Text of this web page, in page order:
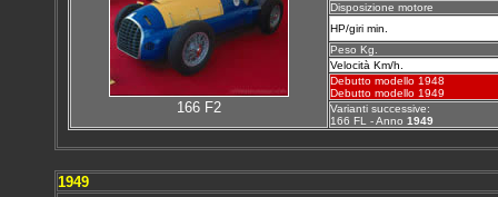
166 F2
Disposizione motore
HP/giri min.
Peso Kg.
Velocità Km/h.
Debutto modello 1948
Debutto modello 1949
Varianti successive:
166 FL - Anno 1949
1949